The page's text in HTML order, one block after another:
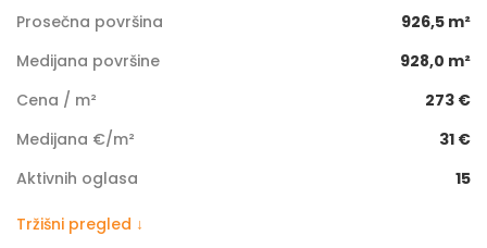
Prosečna površina
926,5 m²
Medijana površine
928,0 m²
Cena / m²
273 €
Medijana €/m²
31 €
Aktivnih oglasa
15
Tržišni pregled ↓